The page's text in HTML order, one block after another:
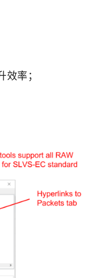
率；